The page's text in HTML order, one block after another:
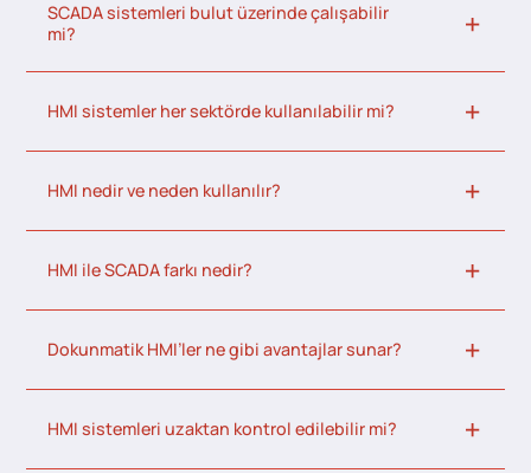
SCADA sistemleri bulut üzerinde çalışabilir
mi?
HMI sistemler her sektörde kullanılabilir mi?
HMI nedir ve neden kullanılır?
HMI ile SCADA farkı nedir?
Dokunmatik HMI’ler ne gibi avantajlar sunar?
HMI sistemleri uzaktan kontrol edilebilir mi?